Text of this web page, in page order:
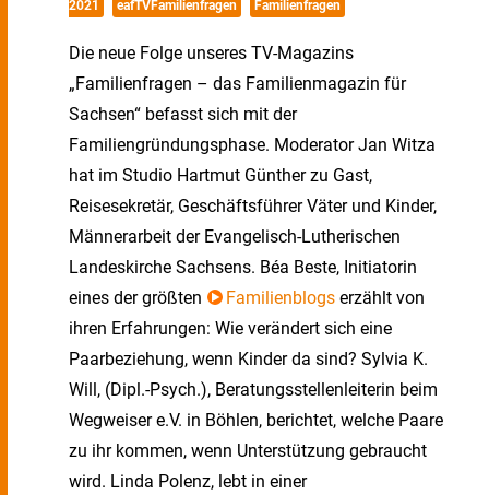
2021 eafTVFamilienfragen Familienfragen
Die neue Folge unseres TV-Magazins
„Familienfragen – das Familienmagazin für
Sachsen“ befasst sich mit der
Familiengründungsphase. Moderator Jan Witza
hat im Studio Hartmut Günther zu Gast,
Reisesekretär, Geschäftsführer Väter und Kinder,
Männerarbeit der Evangelisch-Lutherischen
Landeskirche Sachsens. Béa Beste, Initiatorin
eines der größten
Familienblogserzählt von
ihren Erfahrungen: Wie verändert sich eine
Paarbeziehung, wenn Kinder da sind? Sylvia K.
Will, (Dipl.-Psych.), Beratungsstellenleiterin beim
Wegweiser e.V. in Böhlen, berichtet, welche Paare
zu ihr kommen, wenn Unterstützung gebraucht
wird. Linda Polenz, lebt in einer